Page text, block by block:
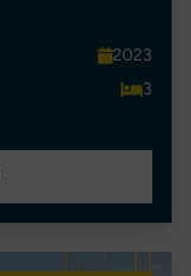
2023
3